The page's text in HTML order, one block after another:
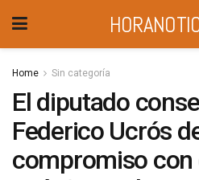
Home Sin categoría
El diputado
Federico Ucrós
compromiso con